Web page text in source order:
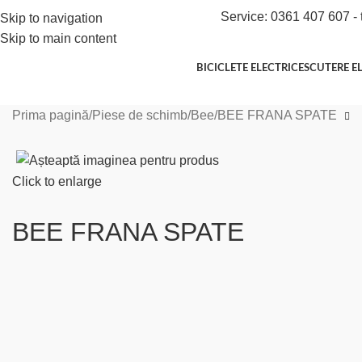
Skip to navigation
Skip to main content
Service: 0361 407 607 -
BICICLETE ELECTRICESCUTERE
Prima pagină Piese de schimb Bee BEE FRANA SPATE
Click to enlarge
BEE FRANA SPATE